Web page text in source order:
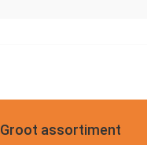
Groot assortiment